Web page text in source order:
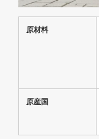
原材料
原産国